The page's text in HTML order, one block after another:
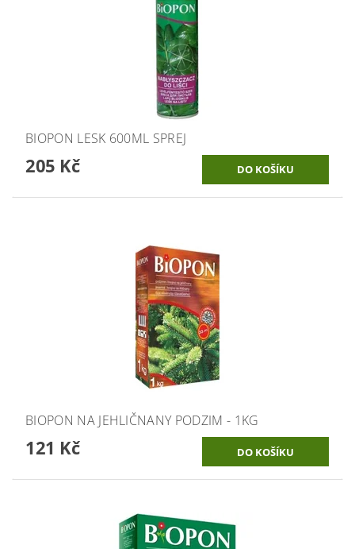
BIOPON LESK 600ML SPREJ
205 Kč
BIOPON NA JEHLIČNANY PODZIM - 1KG
121 Kč